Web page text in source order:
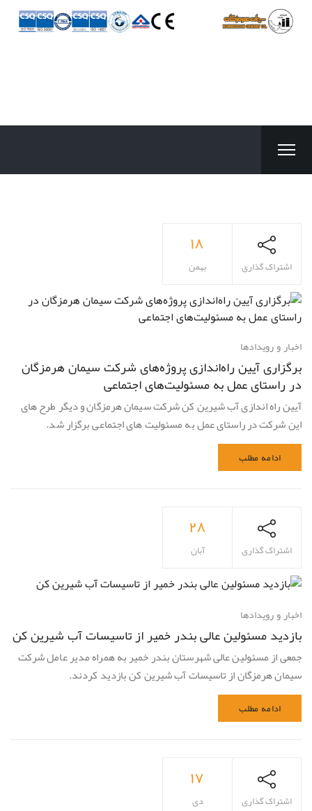
۱۸
بهمن اشتراک گذاری
اخبار و رویدادها
برگزاری آیین راه‌اندازی پروژه‌های شرکت سیمان هرمزگان
در راستای عمل به مسئولیت‌های اجتماعی
آیین راه اندازی آب شیرین کن شرکت سیمان هرمزگان و دیگر طرح های
این شرکت در راستای عمل به مسئولیت های اجتماعی برگزار شد.
ادامه مطلب
۲۸
آبان اشتراک گذاری
اخبار و رویدادها
بازدید مسئولین عالی بندر خمیر از تاسیسات آب شیرین کن
جمعی از مسئولین عالی شهرستان بندر خمیر به همراه مدیر عامل شرکت
سیمان هرمزگان از تاسیسات آب شیرین کن بازدید کردند.
ادامه مطلب
۱۷
دی اشتراک گذاری